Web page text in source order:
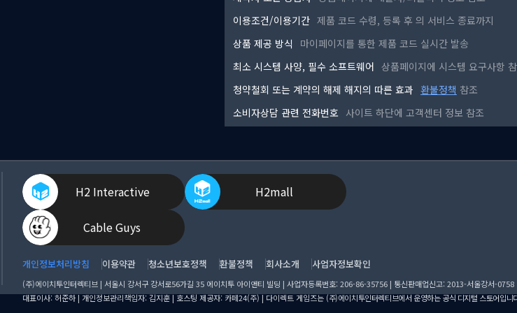
이용조건/이용기간 제품 코드 수령, 등록 후 의 서비스 종료까지
상품 제공 방식
마이페이지를 통한 제품 코드 실시간 발송
최소 시스템 사양, 필수 소프트웨어 상품페이지에 시스템 요구사항
청약철회 또는 계약의 해제 해지의 따른 효과 환불정책 참조
소비자상담 관련 전화번호 사이트 하단에 고객센터 정보 참조
H2 Interactive H2mall
Cable Guys
개인정보처리방침 이용약관 청소년보호정책 환불정책 회사소개 사업자정보확인
(주)에이치투인터렉티브 | 서울시 강서구 강서로56가길 35 에이치투 아이앤티 빌딩 | 사업자등록번호: 206-86-35756 | 통신판매업신고: 2013-서울강서-0758
대표이사: 허준하 | 개인정보관리책임자: 김지훈 | 호스팅 제공자: 카페24(주) | 다이렉트 게임즈는(주)에이치투인터렉티브에서 운영하는 공식 디지털 스토어입니